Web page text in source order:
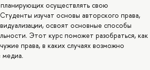
осуществлять свою
изучат основы авторского права,
освоят основные способы
Этот курс поможет разобраться, как
права, в каких случаях возможно
медиа.